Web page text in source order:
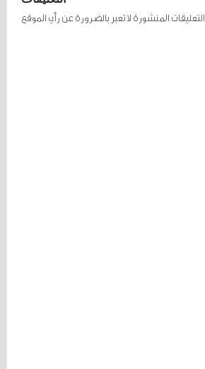
التعليقات المنشورة لا تعبر بالضرورة عن رأي الموقع